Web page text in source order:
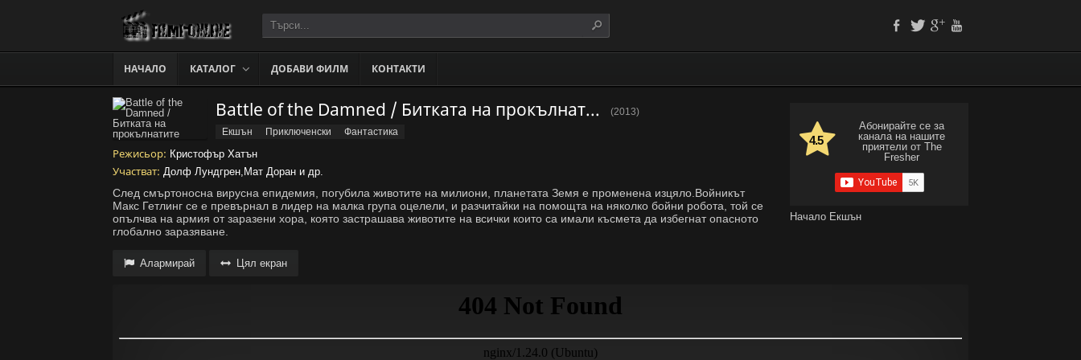
НАЧАЛО КАТАЛОГ ДОБАВИ ФИЛМ КОНТАКТИ
4.5
Абонирайте се за
канала на нашите
приятели от The
Fresher
Начало Екшън
Battle of the Damned / Битката на прокълнатите
(2013)
Екшън
Приключенски Фантастика
Режисьор: Кристофър Хатън
Участват: Долф Лундгрен,Мат Доран и др.
След смъртоносна вирусна епидемия, погубила животите на милиони, планетата Земя е променена изцяло.Войникът
Макс Гетлинг се е превърнал в лидер на малка група оцелели, и разчитайки на помощта на няколко бойни робота, той се
опълчва на армия от заразени хора, която застрашава животите на всички които са имали късмета да избегнат опасното
глобално заразяване.
Алармирай Цял екран